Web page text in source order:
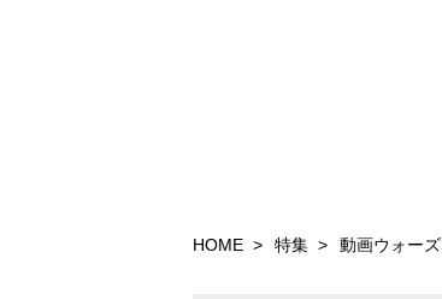
HOME 特集 動画ウォーズ